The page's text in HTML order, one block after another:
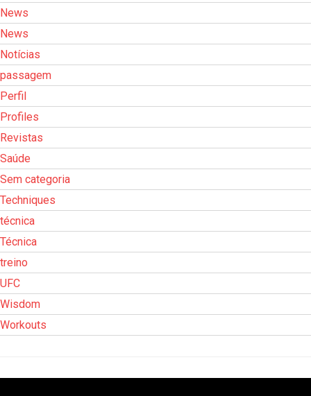
News
News
Notícias
passagem
Perfil
Profiles
Revistas
Saúde
Sem categoria
Techniques
técnica
Técnica
treino
UFC
Wisdom
Workouts